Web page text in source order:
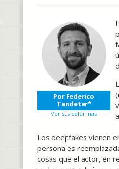
Por Federico
Tandeter*
Ver sus columnas
Los deepfakes vienen
persona es
cosas que el actor, en